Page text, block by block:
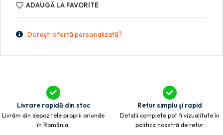
ADAUGĂ LA FAVORITE
Dorești ofertă personalizată?
Livrare rapidă din stoc
Livrăm din depozitele proprii oriunde
în România.
Retur simplu și rapid
Detalii complete pot fi vizualitate în
politica noastră de retur.